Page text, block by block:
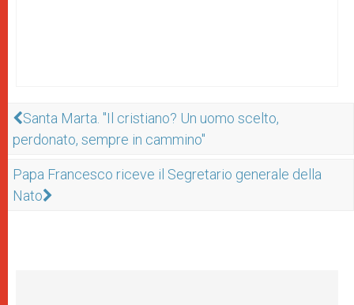
Santa Marta. "Il cristiano? Un uomo scelto,
perdonato, sempre in cammino"
Papa Francesco riceve il Segretario generale della
Nato